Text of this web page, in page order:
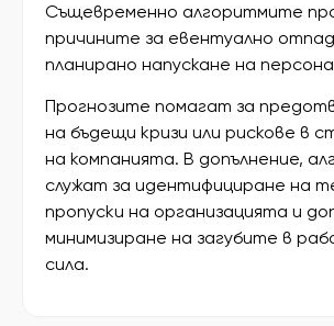
Същевременно алгоритмите
причините за евентуално
планирано напускане на
Прогнозите помагат за
на бъдещи кризи или рискове в
на компанията. В допълнение,
служат за идентифициране на
пропуски на организацията и
минимизиране на загубите в
сила.